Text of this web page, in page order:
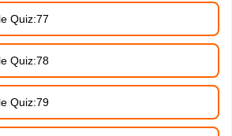
Quiz:77
Quiz:78
Quiz:79